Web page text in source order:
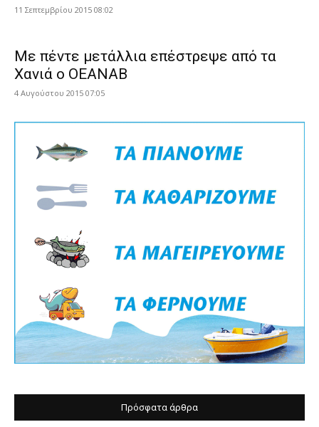
11 Σεπτεμβρίου 2015 08:02
Με πέντε μετάλλια επέστρεψε από τα
Χανιά ο ΟΕΑΝΑΒ
4 Αυγούστου 2015 07:05
Πρόσφατα άρθρα